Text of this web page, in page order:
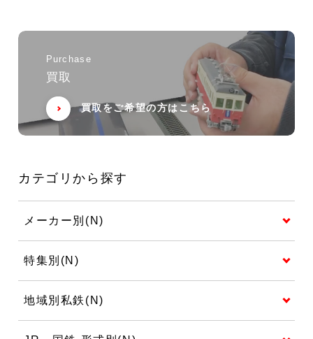
Purchase
買取
買取をご希望の方はこちら
カテゴリから探す
メーカー別(N)
特集別(N)
地域別私鉄(N)